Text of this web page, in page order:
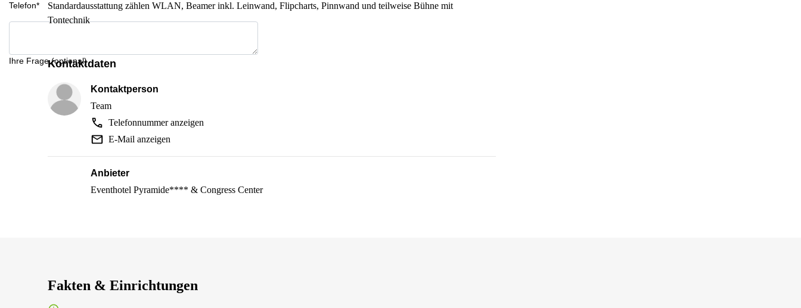
Telefon*
Ihre Frage (optional)
Standardausstattung zählen WLAN, Beamer inkl. Leinwand, Flipcharts, Pinnwand und teilweise Bühne mit
Tontechnik
Kontaktdaten
Kontaktperson
Team
Telefonnummer anzeigen
E-Mail anzeigen
Anbieter
Eventhotel Pyramide**** & Congress Center
Fakten & Einrichtungen